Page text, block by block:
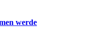
werde